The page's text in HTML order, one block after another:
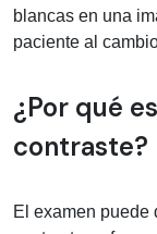
blancas en una
paciente al
¿Por qué
contraste?
El examen puede